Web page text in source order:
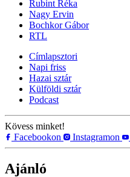
Rubint Réka
Nagy Ervin
Bochkor Gábor
RTL
Címlapsztori
Napi friss
Hazai sztár
Külföldi sztár
Podcast
Kövess minket!
Facebookon
Instagramon
Ajánló